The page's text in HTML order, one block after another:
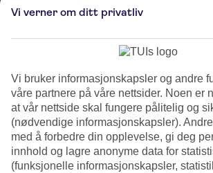
Christmas Avenue
Velkommen til Berlins mest fargerike julemarked
Her venter en festlig atmosfære, og du kan
underholdende show på scenen til koselige
selger håndlagde produkter, delikatesser og
julespesialiteter.
Vi verner om ditt privatliv
Vi bruker informasjonskapsler og andre
våre partnere på våre nettsider. Noen er
at vår nettside skal fungere pålitelig og
(nødvendige informasjonskapsler).
med å forbedre din opplevelse, gi deg
innhold og lagre anonyme data for
(funksjonelle informasjonskapsler,